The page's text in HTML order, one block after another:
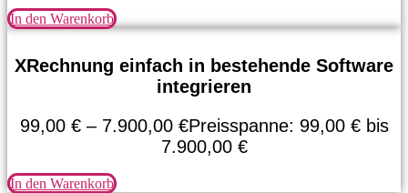
In den Warenkorb
XRechnung einfach in bestehende Software
integrieren
99,00 € – 7.900,00 €Preisspanne: 99,00 € bis
7.900,00 €
In den Warenkorb